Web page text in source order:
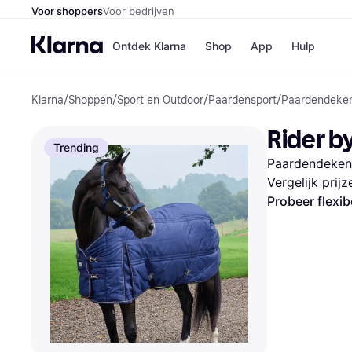
Voor shoppersVoor bedrijven
Ontdek Klarna Shop
Winkels
Bol
H&M
App Hulp
Klarna/Shoppen/Sport en Outdoor/Paardensport/
Trending Rider
Paardendeken
Vergelijk
Probeer